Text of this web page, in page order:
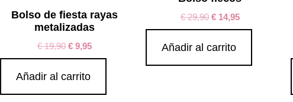
Bolso de fiesta rayas
metalizadas
€19,90 € 9,95
Añadir al carrito
€29,90 €14,95
Añadir al carrito